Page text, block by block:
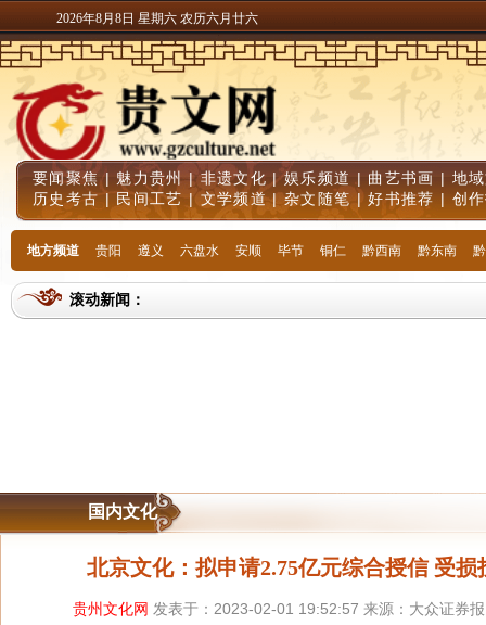
2026年8月8日 星期六 农历六月廿六
要闻聚焦| 魅力贵州|非遗文化 |娱乐频道 | 曲艺书画 | 地
历史考古 | 民间工艺 |文学频道|杂文随笔 |好书推荐 | 创
地方频道 贵阳 遵义 六盘水 安顺 毕节 铜仁 黔西南 黔东南
滚动新闻：
国内文化
北京文化：拟申请2.75亿元综合授信 受
贵州文化网 发表于：2023-02-01 19:52:57 来源：大众证券